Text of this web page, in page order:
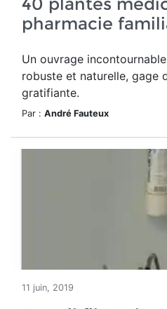
pharmacie
Un ouvrage
robuste et naturelle, gage
gratifiante.
Par : André Fauteux
11 juin, 2019